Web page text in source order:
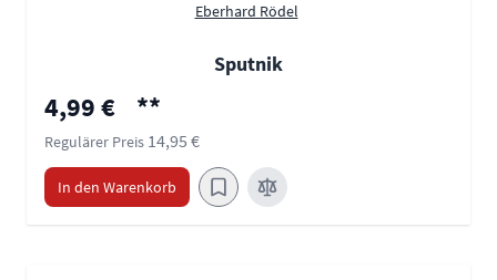
Eberhard Rödel
Sputnik
Sonderpreis
4,99 € **
Regulärer Preis 14,95 €
In den Warenkorb